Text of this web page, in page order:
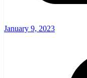
January 9, 2023